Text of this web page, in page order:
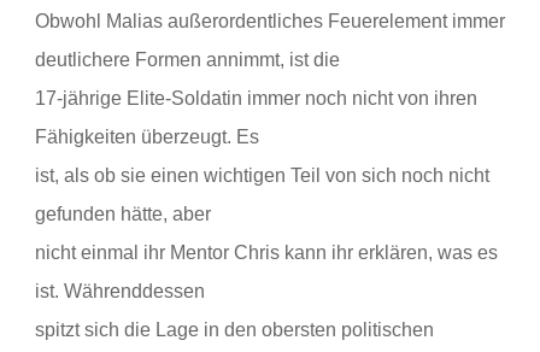
Obwohl
Malias außerordentliches Feuerelement immer
deutlichere Formen annimmt, ist die
17-jährige Elite-Soldatin immer noch nicht von ihren
Fähigkeiten überzeugt. Es
ist, als ob sie einen wichtigen Teil von sich noch nicht
gefunden hätte, aber
nicht einmal ihr Mentor Chris kann ihr erklären, was es
ist. Währenddessen
spitzt sich die Lage in den obersten politischen